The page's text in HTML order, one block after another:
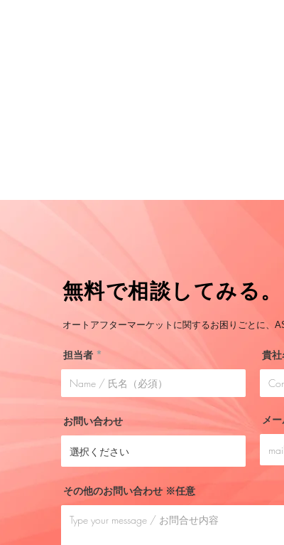
​無料で相談してみる。
オートアフターマーケットに関するお困りごとに、
担当者 貴社
お問い合わせ メ
その他のお問い合わせ ※任意